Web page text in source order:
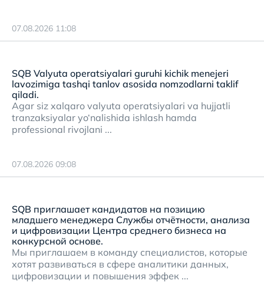
07.08.2026 11:08
SQB Valyuta operatsiyalari guruhi kichik menejeri
lavozimiga tashqi tanlov asosida nomzodlarni taklif
qiladi.
Agar siz xalqaro valyuta operatsiyalari va hujjatli
tranzaksiyalar yo‘nalishida ishlash hamda
professional rivojlani ...
07.08.2026 09:08
SQB приглашает кандидатов на позицию
младшего менеджера Службы отчётности, анализа
и цифровизации Центра среднего бизнеса на
конкурсной основе.
Мы приглашаем в команду специалистов, которые
хотят развиваться в сфере аналитики данных,
цифровизации и повышения эффек ...